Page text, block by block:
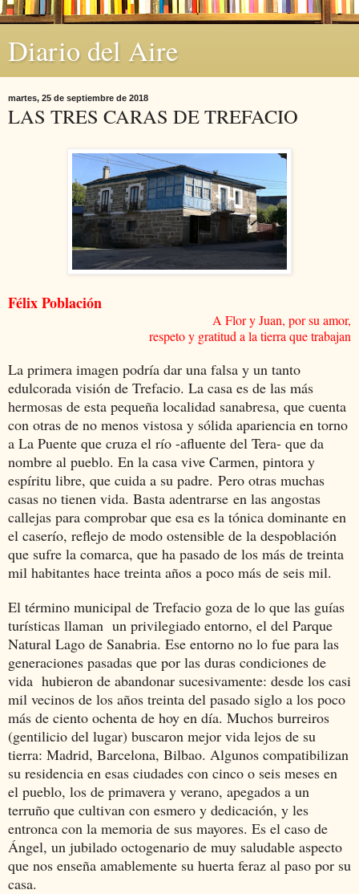
Diario del Aire
martes, 25 de septiembre de 2018
LAS TRES CARAS DE TREFACIO
Félix Población
A Flor y Juan, por su amor,
respeto y gratitud a la tierra que trabajan
La primera imagen podría dar una falsa y un tanto
edulcorada visión de Trefacio. La casa es de las más
hermosas de esta pequeña localidad sanabresa, que cuenta
con otras de no menos vistosa y sólida apariencia en torno
a La Puente que cruza el río -afluente del Tera- que da
nombre al pueblo. En la casa vive Carmen, pintora y
espíritu libre, que cuida a su padre. Pero otras muchas
casas no tienen vida. Basta adentrarse en las angostas
callejas para comprobar que esa es la tónica dominante en
el caserío, reflejo de modo ostensible de la despoblación
que sufre la comarca, que ha pasado de los más de treinta
mil habitantes hace treinta años a poco más de seis mil.
El término municipal de Trefacio goza de lo que las guías
turísticas llaman un privilegiado entorno, el del Parque
Natural Lago de Sanabria. Ese entorno no lo fue para las
generaciones pasadas que por las duras condiciones de
vida hubieron de abandonar sucesivamente: desde los casi
mil vecinos de los años treinta del pasado siglo a los poco
más de ciento ochenta de hoy en día. Muchos burreiros
(gentilicio del lugar) buscaron mejor vida lejos de su
tierra: Madrid, Barcelona, Bilbao. Algunos compatibilizan
su residencia en esas ciudades con cinco o seis meses en
el pueblo, los de primavera y verano, apegados a un
terruño que cultivan con esmero y dedicación, y les
entronca con la memoria de sus mayores. Es el caso de
Ángel, un jubilado octogenario de muy saludable aspecto
que nos enseña amablemente su huerta feraz al paso por su
casa.